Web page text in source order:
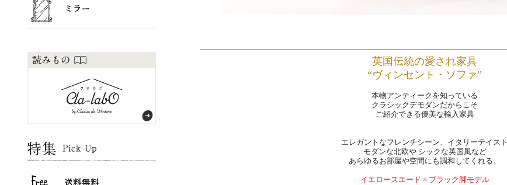
英国伝統の愛され家具
“ヴィンセント・ソファ”
本物アンティークを知っている
クラシックデモダンだからこそ
ご紹介できる優美な輸入家具
エレガントなフレンチシーン、イタリーテイスト
モダンな北欧や シックな英国風など
あらゆるお部屋や空間にも調和してくれる。
イエロースエード × ブラック脚モデル